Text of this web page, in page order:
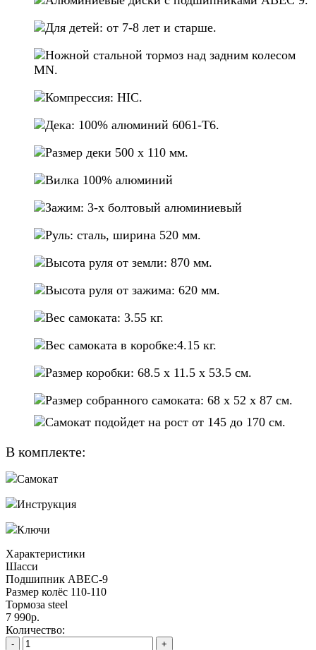
Для детей: от 7-8 лет и старше.
Ножной стальной тормоз над задним колесом
MN.
Компрессия: HIC.
Дека: 100% алюминий 6061-Т6.
Размер деки 500 х 110 мм.
Вилка 100% алюминий
Зажим: 3-х болтовый алюминиевый
Руль: сталь, ширина 520 мм.
Высота руля от земли: 870 мм.
Высота руля от зажима: 620 мм.
Вес самоката: 3.55 кг.
Вес самоката в коробке:4.15 кг.
Размер коробки: 68.5 х 11.5 х 53.5 см.
Размер собранного самоката: 68 х 52 х 87 см.
Cамокат подойдет на рост от 145 до 170 см.
В комплекте:
Самокат
Инструкция
Ключи
Характеристики
Шасси
Подшипник ABEC-9
Размер колёс 110-110
Тормоза steel
7 990р.
Количество:
- +